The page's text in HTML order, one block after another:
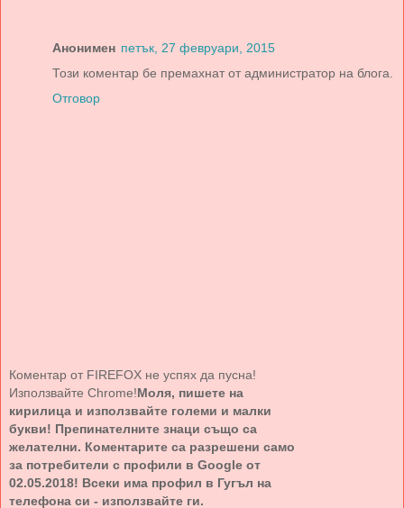
Анонимен петък, 27 февруари, 2015
Този коментар бе премахнат от администратор на блога.
Отговор
Коментар от FIREFOX не успях да пусна!
Използвайте Chrome!Моля, пишете на
кирилица и използвайте големи и малки
букви! Препинателните знаци също са
желателни. Коментарите са разрешени само
за потребители с профили в Google от
02.05.2018! Всеки има профил в Гугъл на
телефона си - използвайте ги.